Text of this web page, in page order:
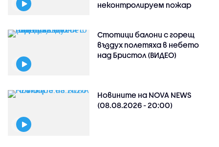
неконтролируем пожар
Стотици балони с горещ
въздух полетяха в небето
над Бристол (ВИДЕО)
Новините на NOVA NEWS
(08.08.2026 - 20:00)